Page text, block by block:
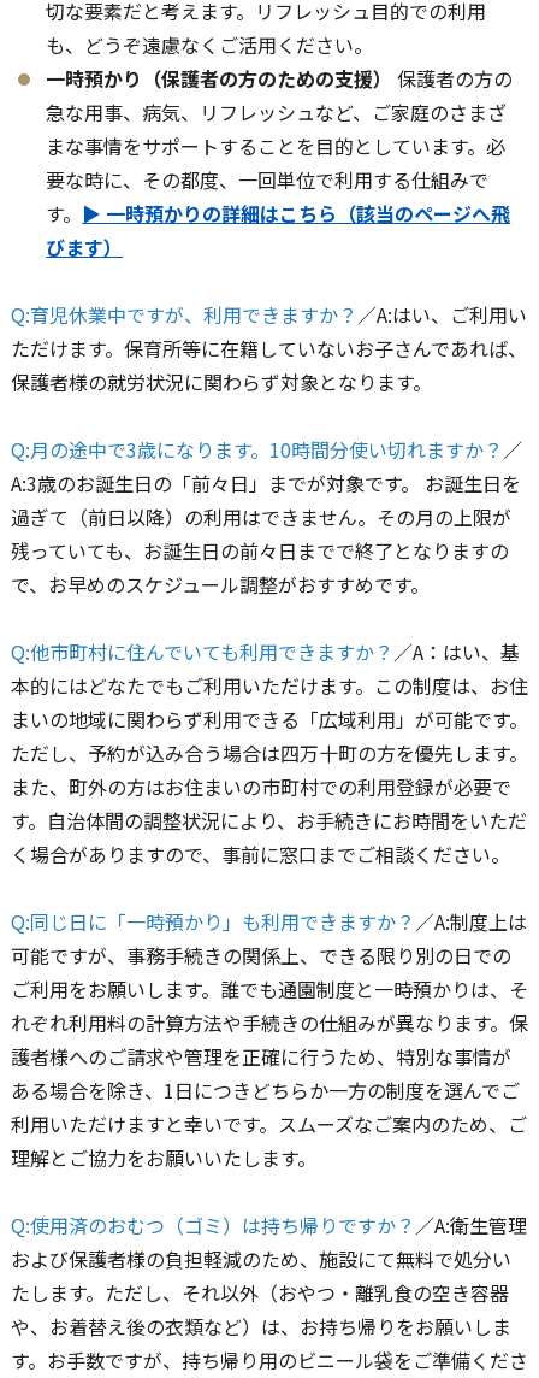
切な要素だと考えます。リフレッシュ目的での利用
も、どうぞ遠慮なくご活用ください。
一時預かり（保護者の方のための支援）
保護者の方の
急な用事、病気、リフレッシュなど、ご家庭のさまざ
まな事情をサポートすることを目的としています。必
要な時に、その都度、一回単位で利用する仕組みで
す。 ▶ 一時預かりの詳細はこちら（該当のページへ飛
びます）
Q:育児休業中ですが、利用できますか？ ／A:はい、ご利用い
ただけます。保育所等に在籍していないお子さんであれば、
保護者様の就労状況に関わらず対象となります。
Q:月の途中で3歳になります。10時間分使い切れますか？ ／
A:3歳のお誕生日の「前々日」までが対象です。 お誕生日を
過ぎて（前日以降）の利用はできません。その月の上限が
残っていても、お誕生日の前々日までで終了となりますの
で、お早めのスケジュール調整がおすすめです。
Q:他市町村に住んでいても利用できますか？ ／A：はい、基
本的にはどなたでもご利用いただけます。この制度は、お住
まいの地域に関わらず利用できる「広域利用」が可能です。
ただし、予約が込み合う場合は四万十町の方を優先します。
また、町外の方はお住まいの市町村での利用登録が必要で
す。自治体間の調整状況により、お手続きにお時間をいただ
く場合がありますので、事前に窓口までご相談ください。
Q:同じ日に「一時預かり」も利用できますか？ ／A:制度上は
可能ですが、事務手続きの関係上、できる限り別の日での
ご利用をお願いします。誰でも通園制度と一時預かりは、そ
れぞれ利用料の計算方法や手続きの仕組みが異なります。保
護者様へのご請求や管理を正確に行うため、特別な事情が
ある場合を除き、1日につきどちらか一方の制度を選んでご
利用いただけますと幸いです。スムーズなご案内のため、ご
理解とご協力をお願いいたします。
Q:使用済のおむつ（ゴミ）は持ち帰りですか？ ／A:衛生管理
および保護者様の負担軽減のため、施設にて無料で処分い
たします。ただし、それ以外（おやつ・離乳食の空き容器
や、お着替え後の衣類など）は、お持ち帰りをお願いしま
す。お手数ですが、持ち帰り用のビニール袋をご準備くださ